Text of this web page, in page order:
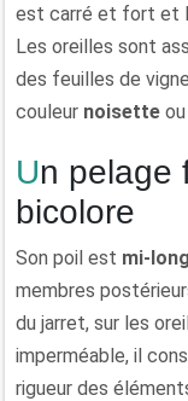
est carré et fort et
Les oreilles sont
des feuilles de
couleur noisette
Un pelage frangé à la robe
bicolore
Son poil est mi-long
membres
du jarret, sur les
imperméable, il
rigueur des